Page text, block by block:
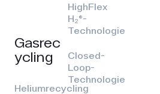
Gasrec
ycling
Heliumrecycling
HighFlex
H₂®-
Technologie
Closed-
Loop-
Technologie